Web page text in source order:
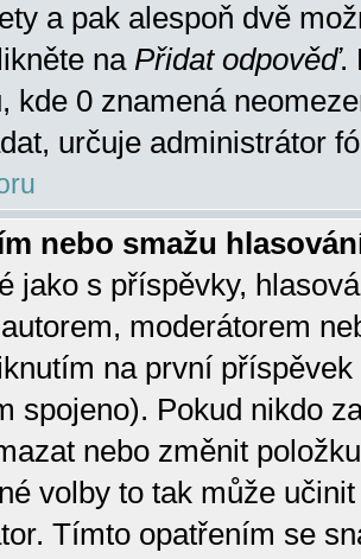
a pak alespoň dvě
na Přidat odpověď.
kde 0 znamená
určuje administrátor
nebo smažu
jako s příspěvky,
moderátorem
na první
spojeno). Pokud nikdo
nebo změnit
volby to tak může
Tímto opatřením se